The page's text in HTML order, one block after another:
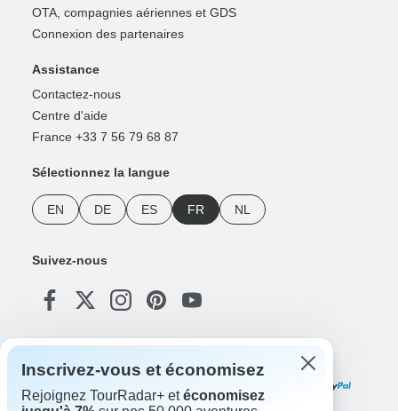
OTA, compagnies aériennes et GDS
Connexion des partenaires
Assistance
Contactez-nous
Centre d'aide
France +33 7 56 79 68 87
Sélectionnez la langue
EN DE ES FR NL
Suivez-nous
Inscrivez-vous et économisez
Rejoignez TourRadar+ etéconomisez